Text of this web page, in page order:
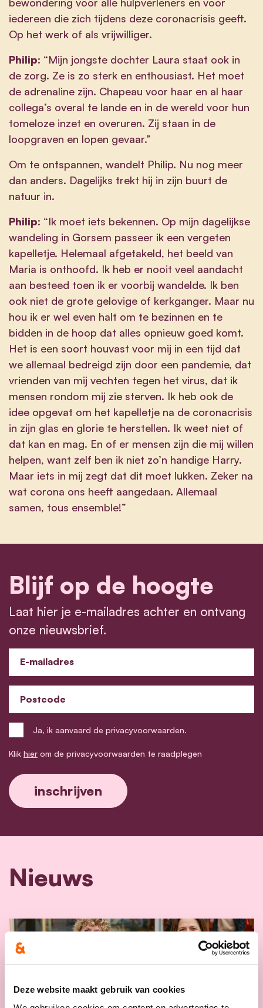
Deze website maakt gebruik van cookies
iedereen die zich tijdens deze coronacrisis geeft.
Op het werk of als vrijwilliger.
Philip: “Mijn jongste dochter Laura staat ook in
de zorg. Ze is zo sterk en enthousiast. Het moet
de adrenaline zijn. Chapeau voor haar en al haar
collega’s overal te lande en in de wereld voor hun
tomeloze inzet en overuren. Zij staan in de
loopgraven en lopen gevaar.”
Om te ontspannen, wandelt Philip. Nu nog meer
dan anders. Dagelijks trekt hij in zijn buurt de
natuur in.
Philip: “Ik moet iets bekennen. Op mijn dagelijkse
wandeling in Gorsem passeer ik een vergeten
kapelletje. Helemaal afgetakeld, het beeld van
Maria is onthoofd. Ik heb er nooit veel aandacht
aan besteed toen ik er voorbij wandelde. Ik ben
ook niet de grote gelovige of kerkganger. Maar nu
hou ik er wel even halt om te bezinnen en te
bidden in de hoop dat alles opnieuw goed komt.
Het is een soort houvast voor mij in een tijd dat
we allemaal bedreigd zijn door een pandemie, dat
vrienden van mij vechten tegen het virus, dat ik
mensen rondom mij zie sterven. Ik heb ook de
idee opgevat om het kapelletje na de coronacrisis
in zijn glas en glorie te herstellen. Ik weet niet of
dat kan en mag. En of er mensen zijn die mij willen
helpen, want zelf ben ik niet zo’n handige Harry.
Maar iets in mij zegt dat dit moet lukken. Zeker na
wat corona ons heeft aangedaan. Allemaal
samen, tous ensemble!”
Blijf op de hoogte
Laat hier je e-mailadres achter en ontvang
onze nieuwsbrief.
E-mailadres
Postcode
Ja, ik aanvaard de privacyvoorwaarden.
Klik hier om de privacyvoorwaarden te raadplegen
Nieuws